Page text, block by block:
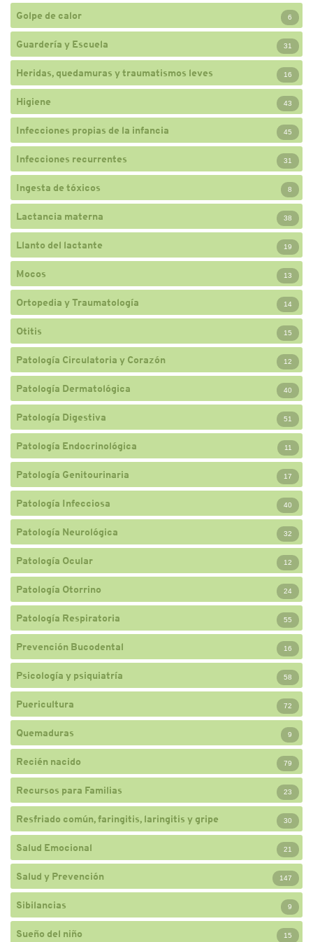
Golpe de calor 6
Guardería y Escuela 31
Heridas, quedamuras y traumatismos leves 16
Higiene 43
Infecciones propias de la infancia 45
Infecciones recurrentes 31
Ingesta de tóxicos 8
Lactancia materna 38
Llanto del lactante 19
Mocos 13
Ortopedia y Traumatología 14
Otitis 15
Patología Circulatoria y Corazón 12
Patología Dermatológica 40
Patología Digestiva 51
Patología Endocrinológica 11
Patología Genitourinaria 17
Patología Infecciosa 40
Patología Neurológica 32
Patología Ocular 12
Patología Otorrino 24
Patología Respiratoria 55
Prevención Bucodental 16
Psicología y psiquiatría 58
Puericultura 72
Quemaduras 9
Recién nacido 79
Recursos para Familias 23
Resfriado común, faringitis, laringitis y gripe 30
Salud Emocional 21
Salud y Prevención 147
Sibilancias 9
Sueño del niño 15